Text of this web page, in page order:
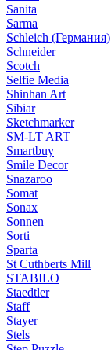
Sanita
Sarma
Schleich (Германия)
Schneider
Scotch
Selfie Media
Shinhan Art
Sibiar
Sketchmarker
SM-LT ART
Smartbuy
Smile Decor
Snazaroo
Somat
Sonax
Sonnen
Sorti
Sparta
St Cuthberts Mill
STABILO
Staedtler
Staff
Stayer
Stels